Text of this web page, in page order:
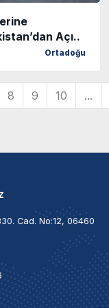
Açı..
Ortadoğu
8 9 10 ...
Cad. No:12, 06460